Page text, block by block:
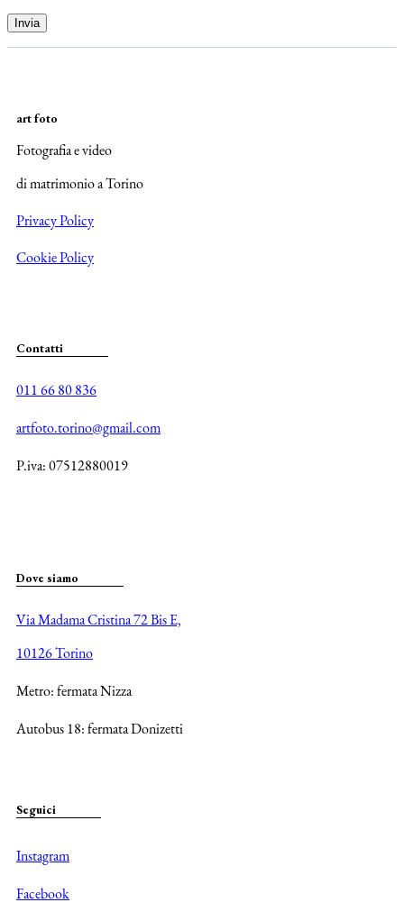
art foto
Fotografia e video
di matrimonio a Torino
Privacy Policy
Cookie Policy
Contatti
011 66 80 836
artfoto.torino@gmail.com
P.iva: 07512880019
Dove siamo
Via Madama Cristina 72 Bis E,
10126 Torino
Metro: fermata Nizza
Autobus 18: fermata Donizetti
Seguici
Instagram
Facebook